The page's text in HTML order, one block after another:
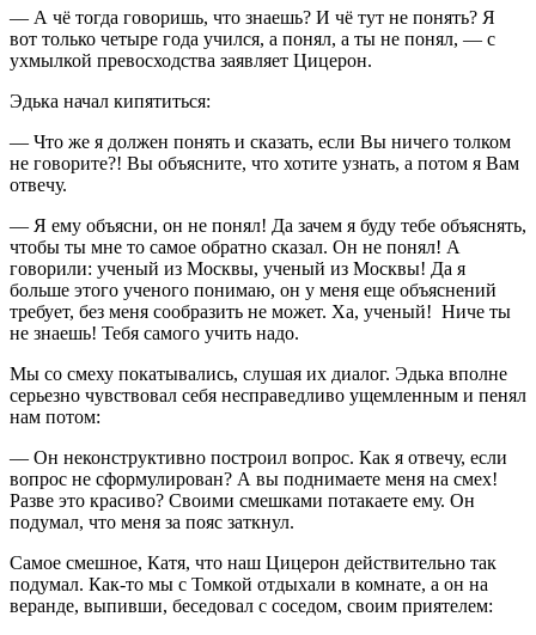
— А чё тогда говоришь, что знаешь? И чё тут не понять? Я
вот только четыре года учился, а понял, а ты не понял, — с
ухмылкой превосходства заявляет Цицерон.
Эдька начал кипятиться:
— Что же я должен понять и сказать, если Вы ничего толком
не говорите?! Вы объясните, что хотите узнать, а потом я Вам
отвечу.
— Я ему объясни, он не понял! Да зачем я буду тебе объяснять,
чтобы ты мне то самое обратно сказал. Он не понял! А
говорили: ученый из Москвы, ученый из Москвы! Да я
больше этого ученого понимаю, он у меня еще объяснений
требует, без меня сообразить не может. Ха, ученый! Ниче ты
не знаешь! Тебя самого учить надо.
Мы со смеху покатывались, слушая их диалог. Эдька вполне
серьезно чувствовал себя несправедливо ущемленным и пенял
нам потом:
— Он неконструктивно построил вопрос. Как я отвечу, если
вопрос не сформулирован? А вы поднимаете меня на смех!
Разве это красиво? Своими смешками потакаете ему. Он
подумал, что меня за пояс заткнул.
Самое смешное, Катя, что наш Цицерон действительно так
подумал. Как-то мы с Томкой отдыхали в комнате, а он на
веранде, выпивши, беседовал с соседом, своим приятелем: